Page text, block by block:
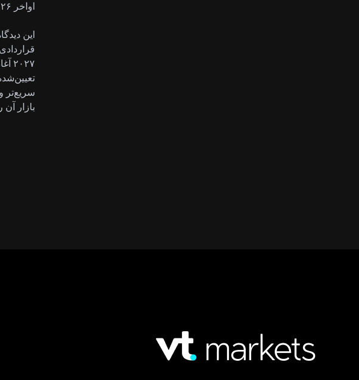
اواخر ۲۰۲۶ می‌بینیم.
سریع‌تر
بازار